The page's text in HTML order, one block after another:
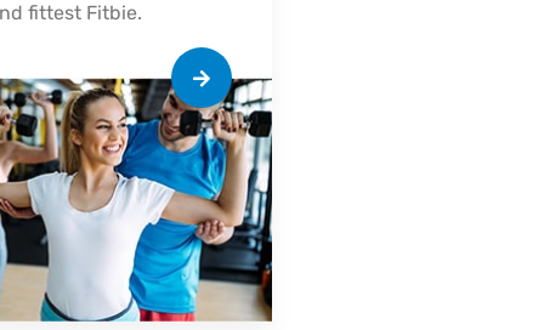
fittest Fitbie.